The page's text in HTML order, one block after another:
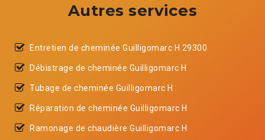
Autres services
Entretien de cheminée Guilligomarc H 29300
Débistrage de cheminée Guilligomarc H
Tubage de cheminée Guilligomarc H
Réparation de cheminée Guilligomarc H
Ramonage de chaudière Guilligomarc H